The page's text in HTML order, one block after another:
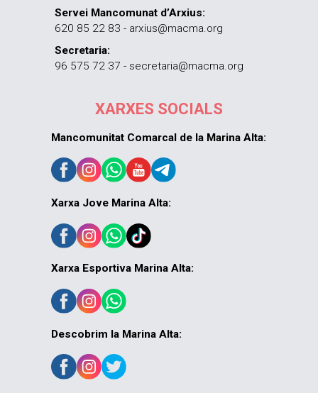
Servei Mancomunat d’Arxius:
620 85 22 83 - arxius@macma.org
Secretaria:
96 575 72 37 - secretaria@macma.org
XARXES SOCIALS
Mancomunitat Comarcal de la Marina Alta:
Xarxa Jove Marina Alta:
Xarxa Esportiva Marina Alta:
Descobrim la Marina Alta: